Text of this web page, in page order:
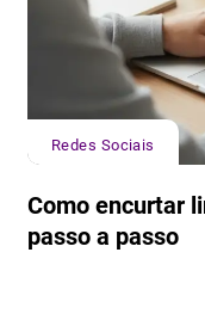
Redes Sociais
Como encurtar
passo a passo